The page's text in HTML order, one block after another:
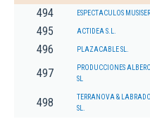
494 ESPECTACULOS MUSISER
495 ACTIDEA S.L.
496 PLAZACABLE SL.
497
PRODUCCIONES
SL
498
TERRANOVA &
SL.